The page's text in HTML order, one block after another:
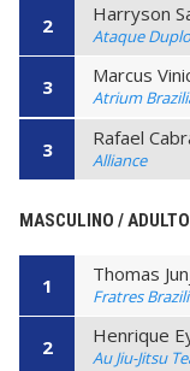
2 Harryson
Ataque Duplo
3 Marcus
Atrium
3 Rafael
Alliance
MASCULINO /
1 Thomas
Fratres
2 Henrique
Au Jiu-Jitsu